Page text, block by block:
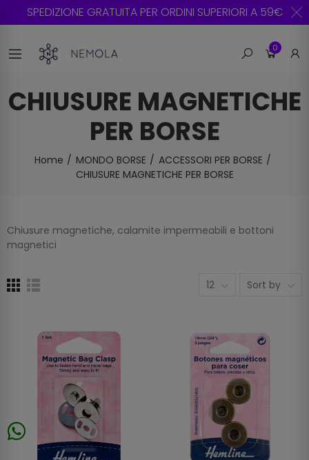
SPEDIZIONE GRATUITA PER ORDINI SUPERIORI A 59€
0
CHIUSURE MAGNETICHE
PER BORSE
Home MONDO BORSE
ACCESSORI PER BORSE
CHIUSURE MAGNETICHE PER BORSE
Chiusure magnetiche, calamite impermeabili e bottoni
magnetici
12 Sort by